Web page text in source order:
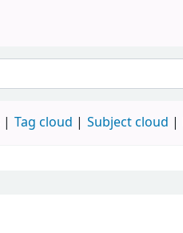
Tag cloud Subject cloud